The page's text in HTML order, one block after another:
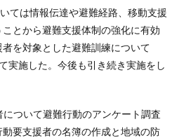
ては情報伝達や避難経路、移動支援
とから避難支援体制の強化に有効
を対象とした避難訓練について
実施した。今後も引き続き実施をし
ついて避難行動のアンケート調査
要支援者の名簿の作成と地域の防